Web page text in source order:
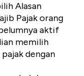
Alasan
Pajak orang
aktif
memilih
dengan